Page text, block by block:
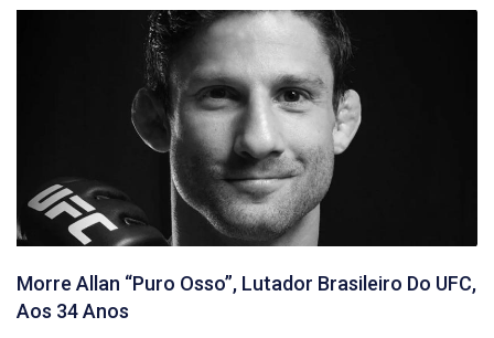
Morre Allan “Puro Osso”, Lutador Brasileiro Do UFC,
Aos 34 Anos